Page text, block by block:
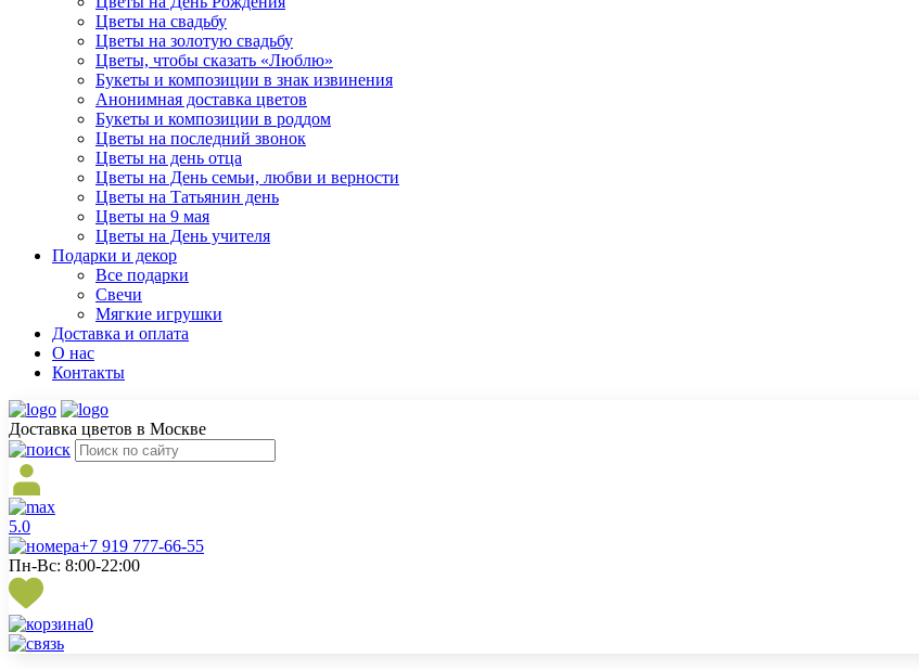
Цветы на свадьбу
Цветы на золотую свадьбу
Цветы, чтобы сказать «Люблю»
Букеты и композиции в знак извинения
Анонимная доставка цветов
Букеты и композиции в роддом
Цветы на последний звонок
Цветы на день отца
Цветы на День семьи, любви и верности
Цветы на Татьянин день
Цветы на 9 мая
Цветы на День учителя
Подарки и декор
Все подарки
Свечи
Мягкие игрушки
Доставка и оплата
О нас
Контакты
Доставка цветов в Москве
5.0
+7 919 777-66-55
Пн-Вс: 8:00-22:00
0